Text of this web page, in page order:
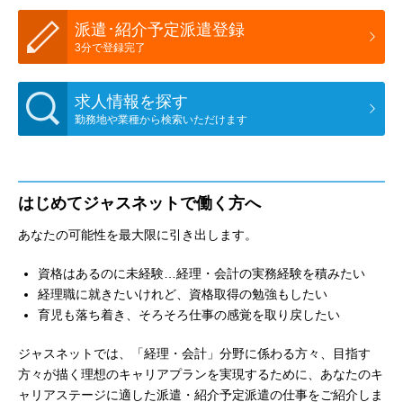
派遣･紹介予定派遣登録
3分で登録完了
求人情報を探す
勤務地や業種から検索いただけます
はじめてジャスネットで働く方へ
あなたの可能性を最大限に引き出します。
資格はあるのに未経験…経理・会計の実務経験を積みたい
経理職に就きたいけれど、資格取得の勉強もしたい
育児も落ち着き、そろそろ仕事の感覚を取り戻したい
ジャスネットでは、「経理・会計」分野に係わる方々、目指す
方々が描く理想のキャリアプランを実現するために、あなたのキ
ャリアステージに適した派遣・紹介予定派遣の仕事をご紹介しま